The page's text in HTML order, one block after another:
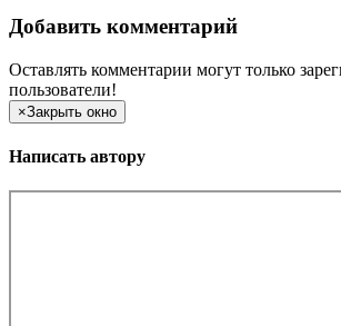
Добавить комментарий
Оставлять комментарии могут только
пользователи!
×Закрыть окно
Написать автору